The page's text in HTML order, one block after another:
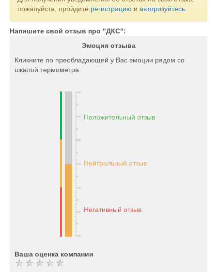
пожалуйста, пройдите регистрацию и авторизуйтесь
Напишите свой отзыв про "ДКС":
Эмоция отзыва
Кликните по преобладающей у Вас эмоции рядом со
шкалой термометра.
Положительный отзыв
Нейтральный отзыв
Негативный отзыв
Ваша оценка компании